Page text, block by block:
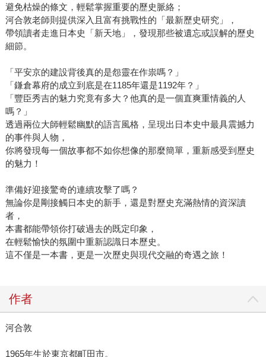
避免枯燥的條文，輕鬆掌握重要的歷史脈絡；
河合敦老師則提供深入且富有挑戰性的「最新歷史研究」，
帶領讀者走進日本史「新天地」，發現那些被遺忘或誤解的歷史
細節。
「平安京的建設背後真的是怨靈在作祟嗎？」
「鎌倉幕府的成立到底是在1185年還是1192年？」
「豐臣秀吉的魅力究竟有多大？他真的是一個直爽重情義的人
嗎？」
透過兩位大師輕鬆幽默的語言風格，呈現出日本史中最具震撼力
的事件與人物，
你將發現每一個故事都不如你想像的那麼簡單，重新感受到歷史
的魅力！
準備好迎接驚奇的連續攻擊了嗎？
無論你是剛接觸日本史的新手，還是對歷史充滿熱情的資深讀
者，
本書都能帶領你打破過去的既定印象，
在輕鬆愉快的氛圍中重新認識日本歷史。
這不僅是一本書，更是一次歷史與現代交融的奇遇之旅！
作者
河合敦
1965年生於東京都町田市。